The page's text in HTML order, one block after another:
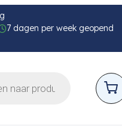
7 dagen per week geopend